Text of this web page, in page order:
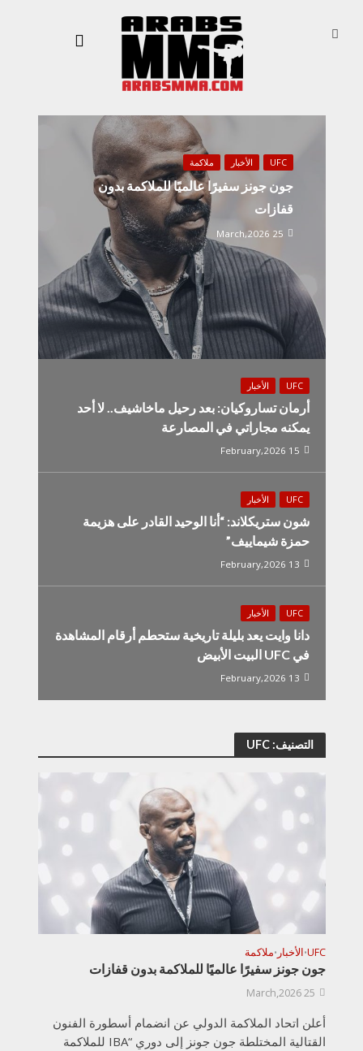
UFC الأخبار ملاكمة
جون جونز سفيرًا عالميًا للملاكمة بدون
قفازات
25 March,2026
UFC الأخبار
أرمان تساروكيان: بعد رحيل ماخاشيف.. لا أحد
يمكنه مجاراتي في المصارعة
15 February,2026
UFC الأخبار
شون ستريكلاند: “أنا الوحيد القادر على هزيمة
حمزة شيماييف”
13 February,2026
UFC الأخبار
دانا وايت يعد بليلة تاريخية ستحطم أرقام المشاهدة
في UFC البيت الأبيض
13 February,2026
التصنيف: UFC
UFC
•الأخبار •ملاكمة
جون جونز سفيرًا عالميًا للملاكمة بدون قفازات
25 March,2026
أعلن اتحاد الملاكمة الدولي عن انضمام أسطورة الفنون
القتالية المختلطة جون جونز إلى دوري “IBA للملاكمة